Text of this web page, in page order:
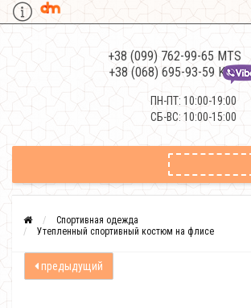
+38 (099) 762-99-65 MTS
+38 (068) 695-93-59
ПН-ПТ: 10:00-19:00
СБ-ВС: 10:00-15:00
Спортивная одежда
Утепленный спортивный костюм на флисе
предыдущий